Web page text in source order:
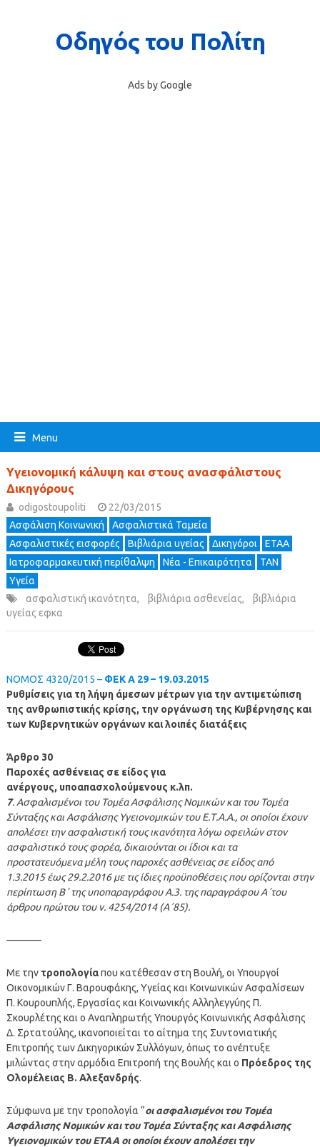
Ads by Google
Menu
Υγειονομική κάλυψη και στους ανασφάλιστους
Δικηγόρους
odigostoupoliti
22/03/2015
Ασφάλιση Κοινωνική
Ασφαλιστικά Ταμεία
Ασφαλιστικές εισφορές
Βιβλιάρια υγείας Δικηγόροι
ΕΤΑΑ
Ιατροφαρμακευτική περίθαλψη
Νέα - Επικαιρότητα
ΤΑΝ
Υγεία
ασφαλιστική ικανότητα, βιβλιάρια ασθενείας,
βιβλιάρια
υγείας εφκα
NOMOΣ 4320/2015 – ΦΕΚ A 29 – 19.03.2015
Ρυθμίσεις για τη λήψη άμεσων μέτρων για την αντιμετώπιση
της ανθρωπιστικής κρίσης, την οργάνωση της Κυβέρνησης και
των Κυβερνητικών οργάνων και λοιπές διατάξεις
Άρθρο 30
Παροχές ασθένειας σε είδος για
ανέργους, υποαπασχολούμενους κ.λπ.
7. Ασφαλισμένοι του Τομέα Ασφάλισης Νομικών και του Τομέα
Σύνταξης και Ασφάλισης Υγειονομικών του Ε.Τ.Α.Α., οι οποίοι έχουν
απολέσει την ασφαλιστική τους ικανότητα λόγω οφειλών στον
ασφαλιστικό τους φορέα, δικαιούνται οι ίδιοι και τα
προστατευόμενα μέλη τους παροχές ασθένειας σε είδος από
1.3.2015 έως 29.2.2016 με τις ίδιες προϋποθέσεις που ορίζονται στην
περίπτωση Β΄ της υποπαραγράφου Α.3. της παραγράφου Α΄του
άρθρου πρώτου του ν. 4254/2014 (Α΄85).
———–
Με την τροπολογίαπου κατέθεσαν στη Βουλή, οι Υπουργοί
Οικονομικών Γ. Βαρουφάκης, Υγείας και Κοινωνικών Ασφαλίσεων
Π. Κουρουπλής, Εργασίας και Κοινωνικής Αλληλεγγύης Π.
Σκουρλέτης και ο Αναπληρωτής Υπουργός Κοινωνικής Ασφάλισης
Δ. Σρτατούλης, ικανοποιείται το αίτημα της Συντονιατικής
Επιτροπής των Δικηγορικών Συλλόγων, όπως το ανέπτυξε
μιλώντας στην αρμόδια Επιτροπή της Βουλής και ο Πρόεδρος της
Ολομέλειας Β. Αλεξανδρής.
Σύμφωνα με την τροπολογία “οι ασφαλισμένοι του Τομέα
Ασφάλισης Νομικών και του Τομέα Σύνταξης και Ασφάλισης
Υγειονομικών του ΕΤΑΑ οι οποίοι έχουν απολέσει την